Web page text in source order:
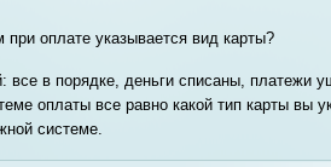
оплате указывается вид карты?
все в порядке, деньги списаны, платежи
оплаты все равно какой тип карты вы
системе.